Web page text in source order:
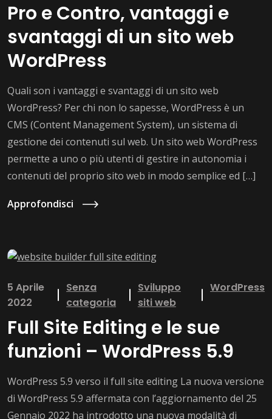
Pro e Contro, vantaggi e
svantaggi di un sito web
WordPress
Quali son i vantaggi e svantaggi di un sito web
WordPress? Per chi non lo sapesse, WordPress è un
CMS (Content Management System), un sistema di
gestione dei contenuti sul web. Un sito web WordPress
permette a uno o più utenti di gestire in autonomia i
contenuti del proprio sito web in modo semplice ed […]
Approfondisci
5 Aprile
2022
Senza
categoria
Sviluppo
siti web
WordPress
Full Site Editing e le sue
funzioni – WordPress 5.9
WordPress 5.9 verso il full site editing La nuova versione
di WordPress 5.9 affermata con l’aggiornamento del 25
Gennaio 2022 ha introdotto una nuova modalità di